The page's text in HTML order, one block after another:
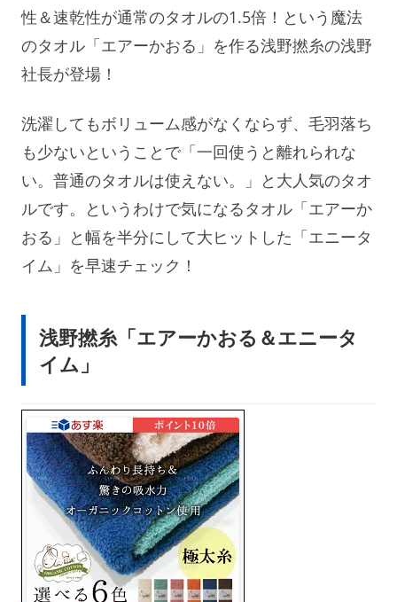
性＆速乾性が通常のタオルの1.5倍！という魔法
のタオル「エアーかおる」を作る浅野撚糸の浅野
社長が登場！
洗濯してもボリューム感がなくならず、毛羽落ち
も少ないということで「一回使うと離れられな
い。普通のタオルは使えない。」と大人気のタオ
ルです。というわけで気になるタオル「エアーか
おる」と幅を半分にして大ヒットした「エニータ
イム」を早速チェック！
浅野撚糸「エアーかおる＆エニータ
イム」